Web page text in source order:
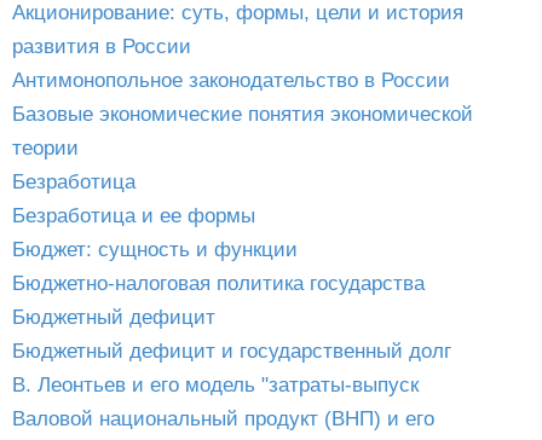
Акционирование: суть, формы, цели и история
развития в России
Антимонопольное законодательство в России
Базовые экономические понятия экономической
теории
Безработица
Безработица и ее формы
Бюджет: сущность и функции
Бюджетно-налоговая политика государства
Бюджетный дефицит
Бюджетный дефицит и государственный долг
В. Леонтьев и его модель "затраты-выпуск
Валовой национальный продукт (ВНП) и его